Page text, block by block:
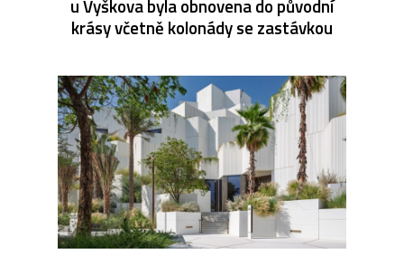
u Vyškova byla obnovena do původní
krásy včetně kolonády se zastávkou